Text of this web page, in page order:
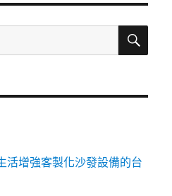
搜
活增強客製化沙發設備的台